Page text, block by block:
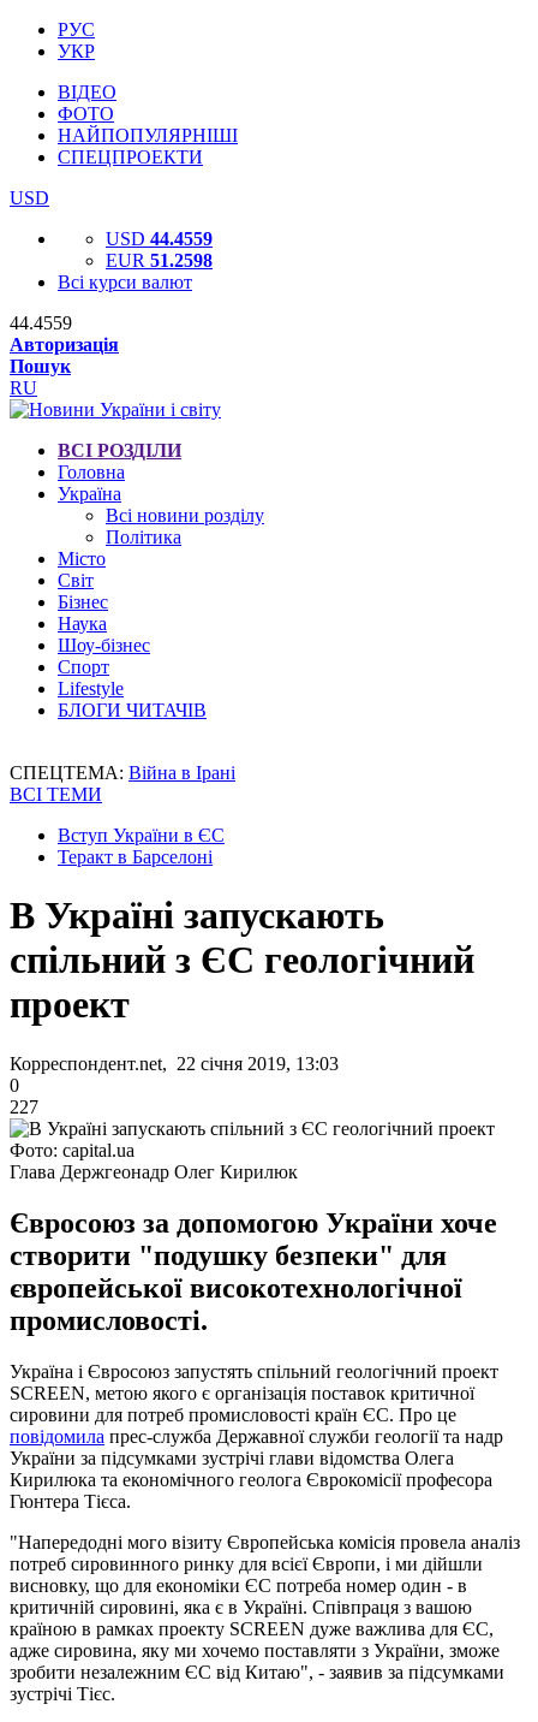
РУС
УКР
ВІДЕО
ФОТО
НАЙПОПУЛЯРНІШІ
СПЕЦПРОЕКТИ
USD
USD 44.4559
EUR 51.2598
Всі курси валют
44.4559
Авторизація
Пошук
RU
ВСІ РОЗДІЛИ
Головна
Україна
Всі новини розділу
Політика
Місто
Світ
Бізнес
Наука
Шоу-бізнес
Спорт
Lifestyle
БЛОГИ ЧИТАЧІВ
СПЕЦТЕМА: Війна в Ірані
ВСІ ТЕМИ
Вступ України в ЄС
Теракт в Барселоні
В Україні запускають
спільний з ЄС геологічний
проект
Корреспондент.net, 22 січня 2019, 13:03
0
227
Фото: capital.ua
Глава Держгеонадр Олег Кирилюк
Євросоюз за допомогою України хоче
створити "подушку безпеки" для
європейської високотехнологічної
промисловості.
Україна і Євросоюз запустять спільний геологічний проект
SCREEN, метою якого є організація поставок критичної
сировини для потреб промисловості країн ЄС. Про це
повідомила прес-служба Державної служби геології та надр
України за підсумками зустрічі глави відомства Олега
Кирилюка та економічного геолога Єврокомісії професора
Гюнтера Тієса.
"Напередодні мого візиту Європейська комісія провела аналіз
потреб сировинного ринку для всієї Європи, і ми дійшли
висновку, що для економіки ЄС потреба номер один - в
критичній сировині, яка є в Україні. Співпраця з вашою
країною в рамках проекту SCREEN дуже важлива для ЄС,
адже сировина, яку ми хочемо поставляти з України, зможе
зробити незалежним ЄС від Китаю", - заявив за підсумками
зустрічі Тієс.